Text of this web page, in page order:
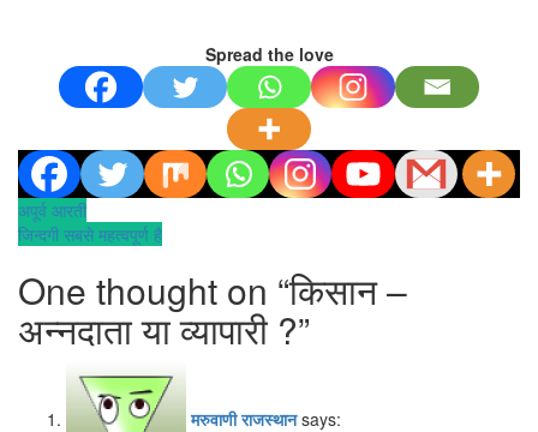
Spread the love
Post
navigation
अपूर्व आरती
जिन्दगी सबसे महत्वपूर्ण है
One thought on “किसान –
अन्नदाता या व्यापारी ?”
मरुवाणी राजस्थान says: